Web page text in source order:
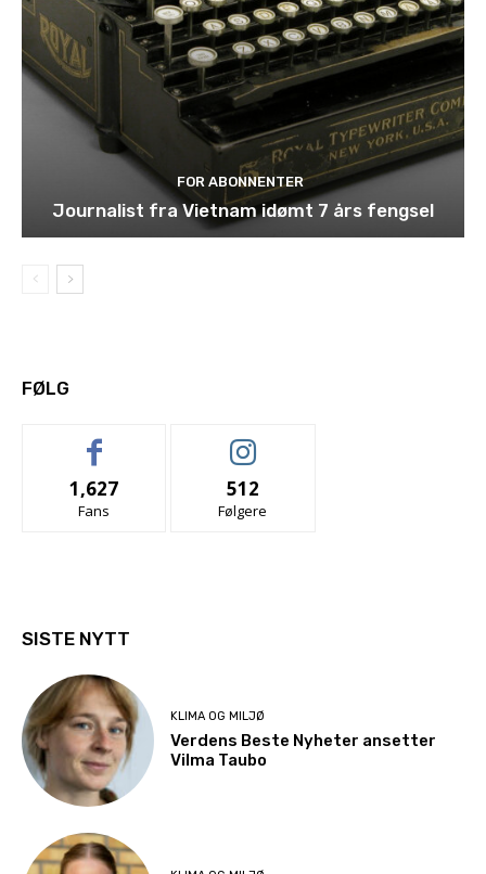
FOR ABONNENTER
Journalist fra Vietnam idømt 7 års fengsel
FØLG
1,627
Fans
512
Følgere
SISTE NYTT
KLIMA OG MILJØ
Verdens Beste Nyheter ansetter
Vilma Taubo